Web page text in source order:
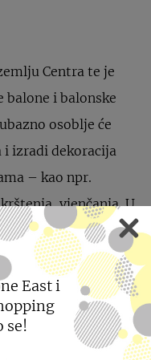
Centra te je
balone i balonske
osoblje će
i izradi dekoracija
– kao npr.
vjenčanja. U
razni party
rođendana pa
East i
se!